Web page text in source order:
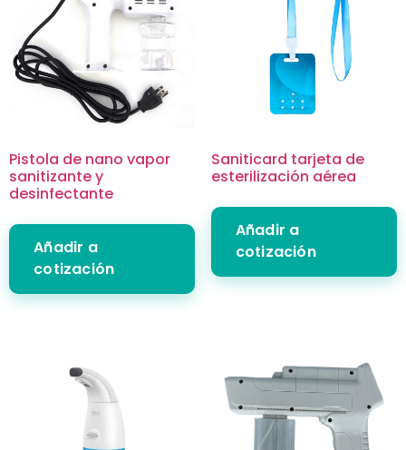
Pistola de nano vapor
sanitizante y
desinfectante
Añadir a
cotización
Saniticard tarjeta de
esterilización aérea
Añadir a
cotización